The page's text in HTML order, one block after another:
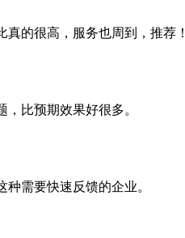
的很高，服务也周到，推荐！
比预期效果好很多。
需要快速反馈的企业。